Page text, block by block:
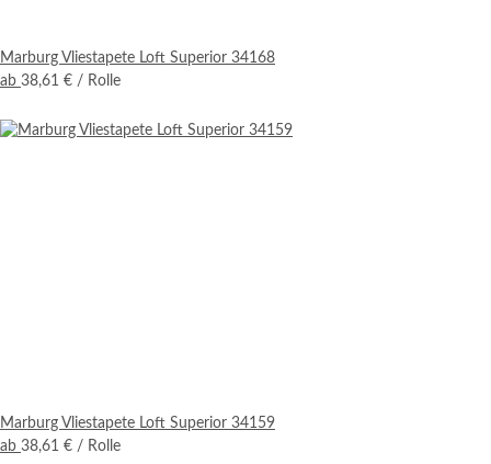
Marburg Vliestapete Loft Superior 34168
ab 38,61 € / Rolle
Marburg Vliestapete Loft Superior 34159
ab 38,61 € / Rolle